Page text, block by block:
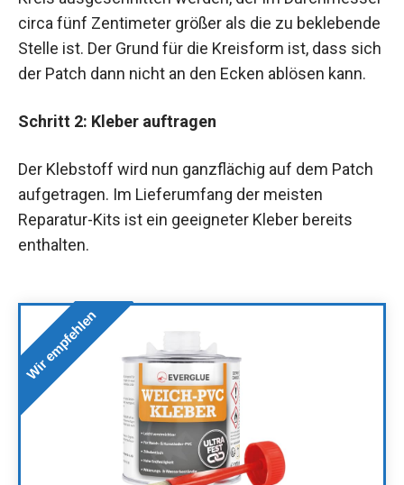
circa fünf Zentimeter größer als die zu beklebende
Stelle ist. Der Grund für die Kreisform ist, dass sich
der Patch dann nicht an den Ecken ablösen kann.
Schritt 2: Kleber auftragen
Der Klebstoff wird nun ganzflächig auf dem Patch
aufgetragen. Im Lieferumfang der meisten
Reparatur-Kits ist ein geeigneter Kleber bereits
enthalten.
Wir empfehlen